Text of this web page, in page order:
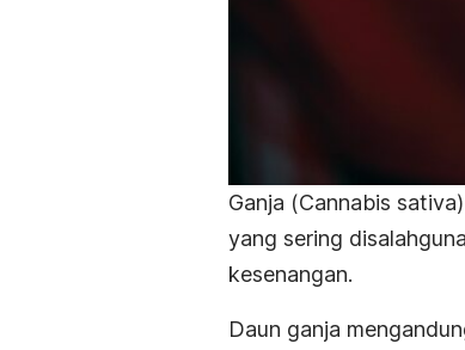
Ganja (Cannabis sativa
yang sering
kesenangan.
Daun ganja